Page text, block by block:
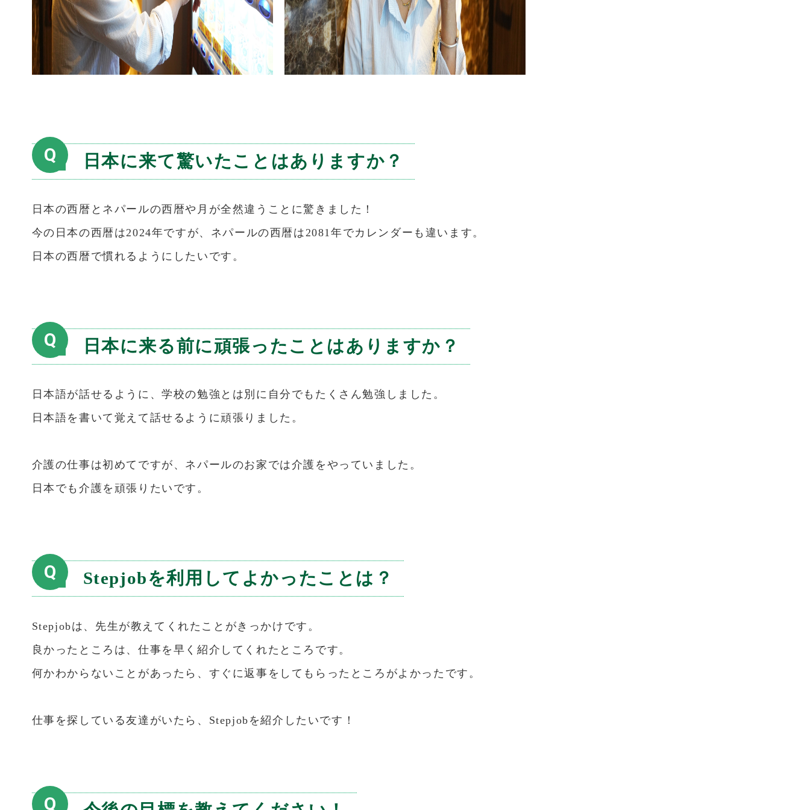
Q 日本に来て驚いたことはありますか？
日本の西暦とネパールの西暦や月が全然違うことに驚きました！
今の日本の西暦は2024年ですが、ネパールの西暦は2081年でカレンダーも違います。
日本の西暦で慣れるようにしたいです。
Q 日本に来る前に頑張ったことはありますか？
日本語が話せるように、学校の勉強とは別に自分でもたくさん勉強しました。
日本語を書いて覚えて話せるように頑張りました。
介護の仕事は初めてですが、ネパールのお家では介護をやっていました。
日本でも介護を頑張りたいです。
Q Stepjobを利用してよかったことは？
Stepjobは、先生が教えてくれたことがきっかけです。
良かったところは、仕事を早く紹介してくれたところです。
何かわからないことがあったら、すぐに返事をしてもらったところがよかったです。
仕事を探している友達がいたら、Stepjobを紹介したいです！
Q